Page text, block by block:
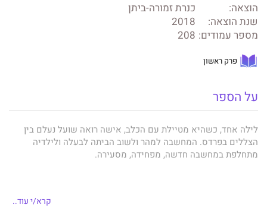
הוצאה:
כנרת זמורה-ביתן
שנת הוצאה:
2018
מספר עמודים: 208
פרק ראשון
על הספר
לילה אחד, כשהיא מטיילת עם הכלב, אישה רואה שועל נעלם בין
הצללים בפרדס. המחשבה למהר ולשוב הביתה לבעלה ולילדיה
מתחלפת במחשבה חדשה, מפחידה, מסעירה.
"הכלב נעלם אל תוך הלילה. עמדתי שם לבד עם ברכיים שרוטות,
צועקת 'פלה! פלה! פלההה!', ורציתי גם אני לרוץ אחריו. אחרי השועל.
קרא/י עוד..